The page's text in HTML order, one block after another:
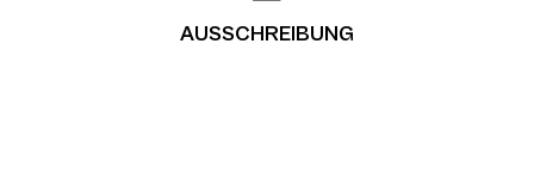
AUSSCHREIBUNG